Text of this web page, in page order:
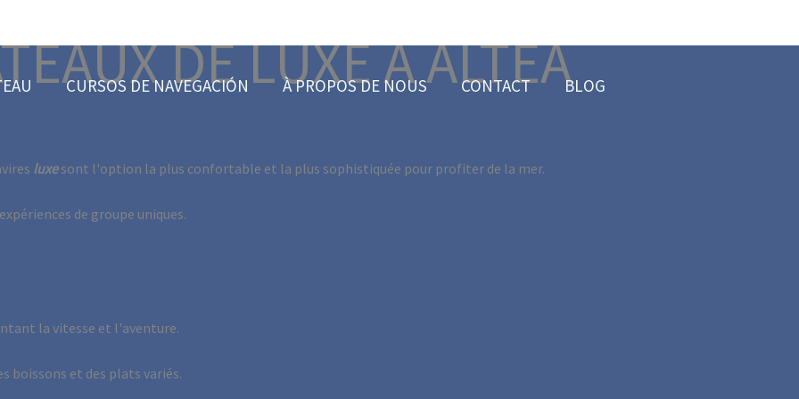
CURSOS DE NAVEGACIÓN À PROPOS DE NOUS CONTACT BLOG
DE LUXE À ALTEA
luxesont l'option la plus confortable et la plus sophistiquée pour profiter de la mer.
de groupe uniques.